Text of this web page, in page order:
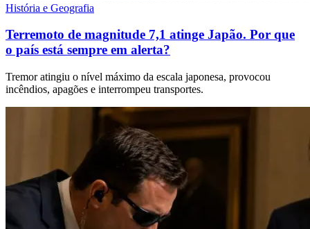
História e Geografia
Terremoto de magnitude 7,1 atinge Japão. Por que
o país está sempre em alerta?
Tremor atingiu o nível máximo da escala japonesa, provocou
incêndios, apagões e interrompeu transportes.